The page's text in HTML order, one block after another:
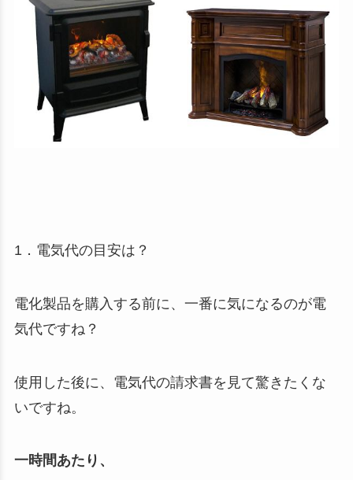
1．電気代の目安は？
電化製品を購入する前に、一番に気になるのが電
気代ですね？
使用した後に、電気代の請求書を見て驚きたくな
いですね。
一時間あたり、